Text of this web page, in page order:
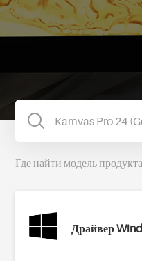
Где найти модель
Драйвер